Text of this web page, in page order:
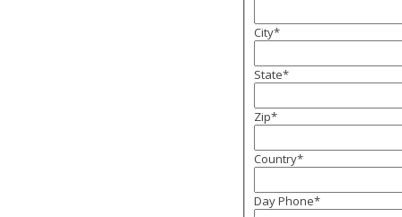
City*
State*
Zip*
Country*
Day Phone*